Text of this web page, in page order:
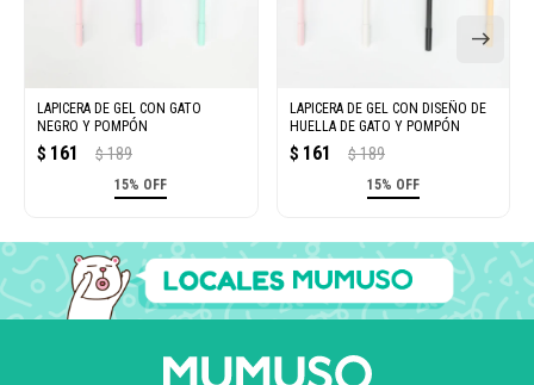
LAPICERA DE GEL CON GATO
NEGRO Y POMPÓN
$ 161 $ 189
15% OFF
LAPICERA DE GEL CON DISEÑO DE
HUELLA DE GATO Y POMPÓN
$ 161 $ 189
15% OFF